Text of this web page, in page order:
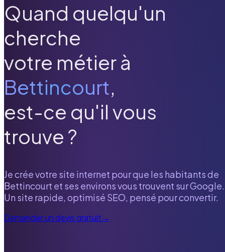
Quand quelqu'un
cherche
votre métier à
Bettincourt,
est-ce qu'il vous
trouve ?
Je crée votre site internet pour que les habitants de
Bettincourt et ses environs vous trouvent sur Google.
Un site rapide, optimisé SEO, pensé pour convertir.
Demander un devis gratuit→